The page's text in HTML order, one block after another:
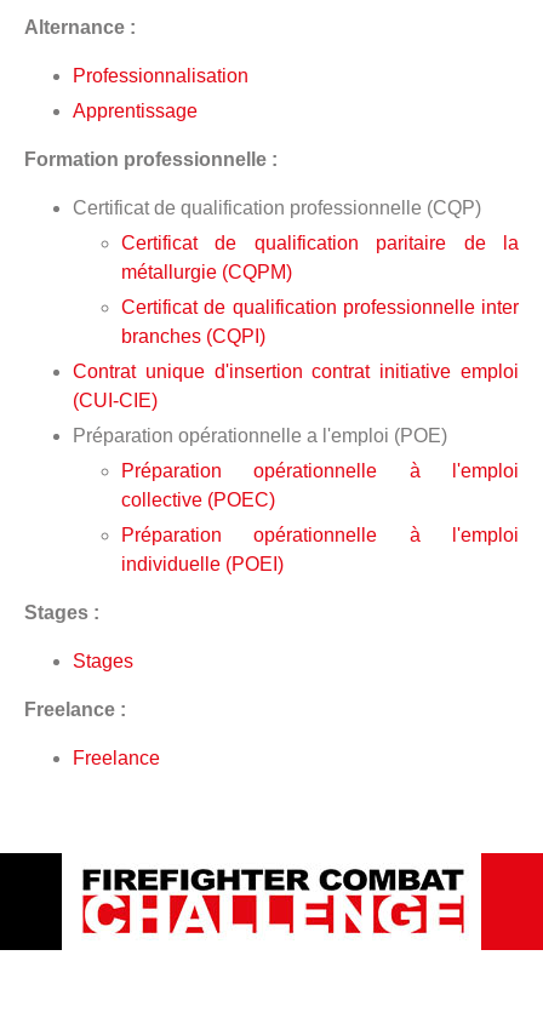
Alternance :
Professionnalisation
Apprentissage
Formation professionnelle :
Certificat de qualification professionnelle (CQP)
Certificat de qualification paritaire de la
métallurgie (CQPM)
Certificat de qualification professionnelle inter
branches (CQPI)
Contrat unique d'insertion contrat initiative emploi
(CUI-CIE)
Préparation opérationnelle a l'emploi (POE)
Préparation opérationnelle à l'emploi
collective (POEC)
Préparation opérationnelle à l'emploi
individuelle (POEI)
Stages :
Stages
Freelance :
Freelance